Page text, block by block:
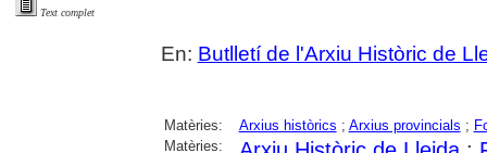
Text complet
En: Butlletí de l'Arxiu Històric de
Matèries: Arxius històrics ; Arxius provincials ;
Matèries: